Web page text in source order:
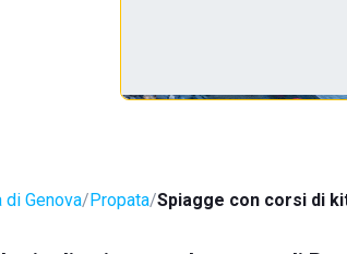
di Genova Propata Spiagge con corsi di